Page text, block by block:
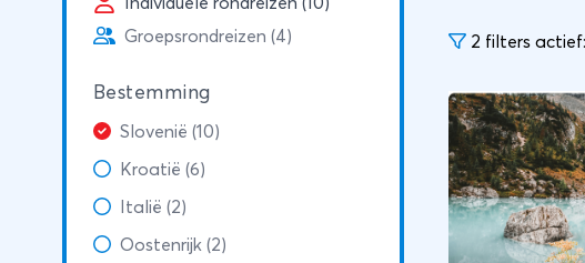
Groepsrondreizen (4)
Bestemming
Slovenië (10)
Kroatië (6)
Italië (2)
Oostenrijk (2)
2 filters actief: